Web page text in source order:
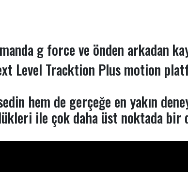
g force ve önden arkadan
Level Tracktion Plus motion
hem de gerçeğe en yakın
ile çok daha üst noktada